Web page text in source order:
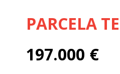
PARCELA
197.000 €